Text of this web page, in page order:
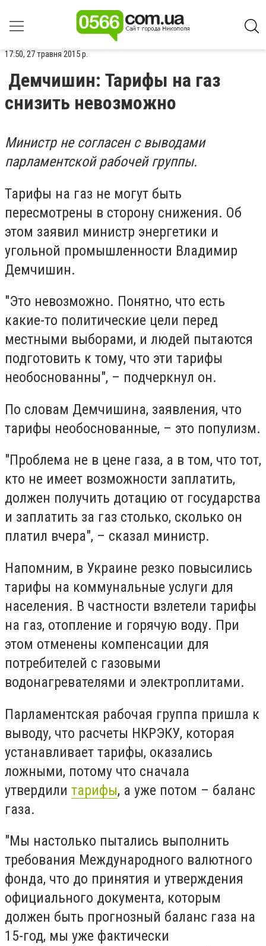
17:50, 27 травня 2015 р.
Демчишин: Тарифы на газ
снизить невозможно
Министр не согласен с выводами
парламентской рабочей группы.
Тарифы на газ не могут быть
пересмотрены в сторону снижения. Об
этом заявил министр энергетики и
угольной промышленности Владимир
Демчишин.
"Это невозможно. Понятно, что есть
какие-то политические цели перед
местными выборами, и людей пытаются
подготовить к тому, что эти тарифы
необоснованны", – подчеркнул он.
По словам Демчишина, заявления, что
тарифы необоснованные, – это популизм.
"Проблема не в цене газа, а в том, что тот,
кто не имеет возможности заплатить,
должен получить дотацию от государства
и заплатить за газ столько, сколько он
платил вчера", – сказал министр.
Напомним, в Украине резко повысились
тарифы на коммунальные услуги для
населения. В частности взлетели тарифы
на газ, отопление и горячую воду. При
этом отменены компенсации для
потребителей с газовыми
водонагревателями и электроплитами.
Парламентская рабочая группа пришла к
выводу, что расчеты НКРЭКУ, которая
устанавливает тарифы, оказались
ложными, потому что сначала
утвердили тарифы, а уже потом – баланс
газа.
"Мы настолько пытались выполнить
требования Международного валютного
фонда, что до принятия и утверждения
официального документа, которым
должен быть прогнозный баланс газа на
15-год, мы уже фактически